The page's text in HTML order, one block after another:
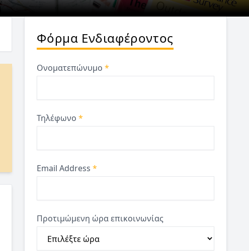
Φόρμα Ενδιαφέροντος
Ονοματεπώνυμο*
Τηλέφωνο*
Email Address*
Προτιμώμενη ώρα επικοινωνίας